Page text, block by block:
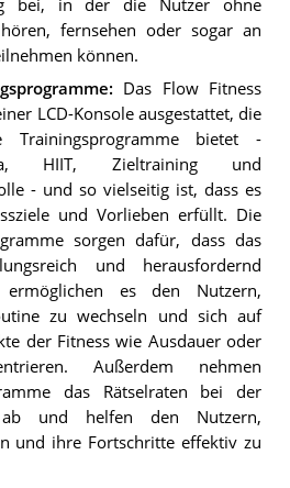
bei, in der die Nutzer ohne
fernsehen oder sogar an
können.
: Das Flow Fitness
LCD-Konsole ausgestattet, die
Trainingsprogramme bietet -
HIIT, Zieltraining und
- und so vielseitig ist, dass es
und Vorlieben erfüllt. Die
sorgen dafür, dass das
und herausfordernd
es den Nutzern,
zu wechseln und sich auf
der Fitness wie Ausdauer oder
Außerdem nehmen
das Rätselraten bei der
ab und helfen den Nutzern,
und ihre Fortschritte effektiv zu